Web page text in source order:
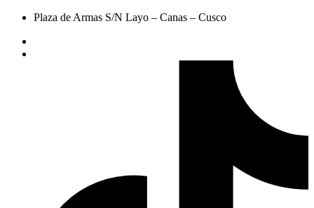
Plaza de Armas S/N Layo – Canas – Cusco